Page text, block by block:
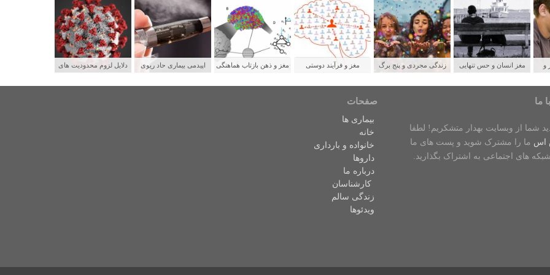
دلایل لزوم محدودیت های
اپیدمی بیماری حاد ریوی
مغز و ذهن بازتاب هماهنگی
مغز و فرآیند دوستی
زندگی مجردی و پنج برگ
مغز انسان و حس تنهایی
و
ما
شما از وبسایت بهدار متشکریم! لطفا
اس ما را مشترک شوید و پست های ما
های اجتماعی به اشتراک بگذارید.
صفحات
بیماری ها
خانه
خانواده و بارداری
داروها
درباره ما
کارشناسان
زندگی سالم
ویدئوها